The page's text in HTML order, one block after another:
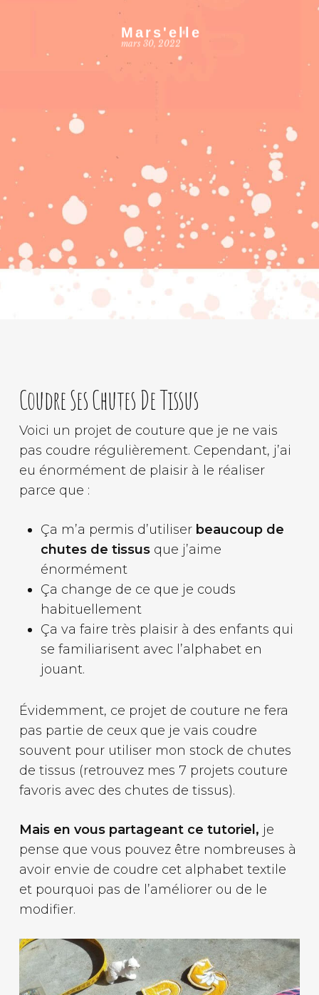
Mars'elle
mars 30, 2022
Coudre Ses Chutes De Tissus
Voici un projet de couture que je ne vais
pas coudre régulièrement. Cependant, j’ai
eu énormément de plaisir à le réaliser
parce que :
Ça m’a permis d’utiliser beaucoup de
chutes de tissusque j’aime
énormément
Ça change de ce que je couds
habituellement
Ça va faire très plaisir à des enfants qui
se familiarisent avec l’alphabet en
jouant.
Évidemment, ce projet de couture ne fera
pas partie de ceux que je vais coudre
souvent pour utiliser mon stock de chutes
de tissus (retrouvez mes 7 projets couture
favoris avec des chutes de tissus).
Mais en vous partageant ce tutoriel, je
pense que vous pouvez être nombreuses à
avoir envie de coudre cet alphabet textile
et pourquoi pas de l’améliorer ou de le
modifier.